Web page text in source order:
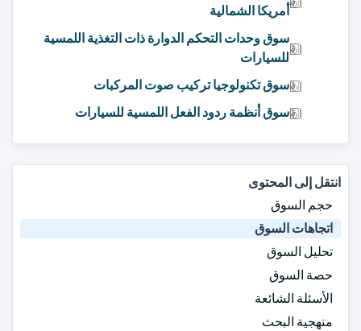
أمريكا الشمالية
سوق وحدات التحكم الدوارة ذات التغذية اللمسية
للسيارات
سوق تكنولوجيا تركيب صوت المركبات
سوق أنظمة ردود الفعل اللمسية للسيارات
انتقل إلى المحتوى
حجم السوق
اتجاهات السوق
تحليل السوق
حصة السوق
الأسئلة الشائعة
منهجية البحث